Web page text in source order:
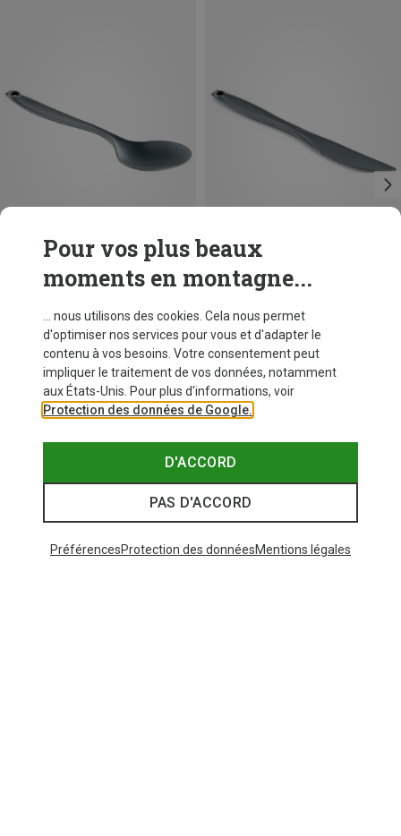
Vous économisez 15% Vous économisez 15%
Pour vos plus beaux
moments en montagne...
... nous utilisons des cookies. Cela nous permet
d'optimiser nos services pour vous et d'adapter le
contenu à vos besoins. Votre consentement peut
impliquer le traitement de vos données, notamment
aux États-Unis. Pour plus d'informations, voir
Protection des données de Google.
D'ACCORD
PAS D'ACCORD
PréférencesProtection des donnéesMentions légales